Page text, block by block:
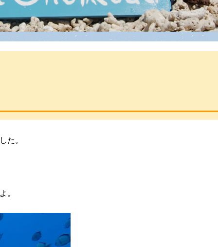
の講習
た。
。